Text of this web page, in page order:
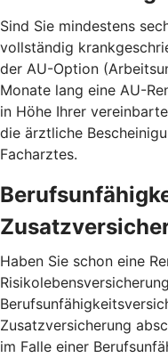
Sind Sie mindestens
vollständig
der AU-Option
Monate lang eine AU-
in Höhe Ihrer
die ärztliche
Facharztes.
Haben Sie schon eine
Zusatzversicherung
im Falle einer